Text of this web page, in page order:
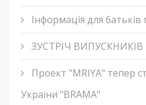
Інформація для
ЗУСТРІЧ ВИПУСКНИКІВ
Проект "MRIYA" тепер
України "BRAMA"